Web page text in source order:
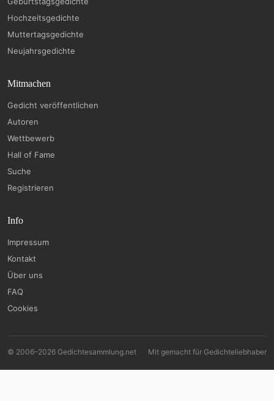
Hochzeitsgedichte
Muttertagsgedichte
Neujahrsgedichte
Mitmachen
Gedicht veröffentlichen
Autoren
Wettbewerb
Hall of Fame
Suche
Registrieren
Info
Impressum
Kontakt
Über uns
FAQ
Cookies
© 2006–2026 Gedichtesammlung.net Mit gemacht für Gedichteliebhaber